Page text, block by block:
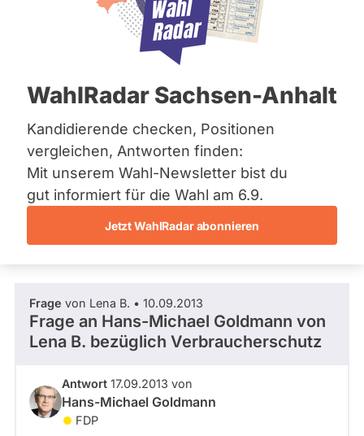
Bremen
Hamburg
Mecklenburg-Vorpommern
Nordrhein-Westfalen
Saarland
Sachsen
Sachsen-Anhalt
Sachsen-Anhalt
Schleswig-Holstein
Thüringen
Archiv
Spenden
WahlRadar Sachsen-Anhalt
Kandidierende checken, Positionen
vergleichen, Antworten finden:
Mit unserem Wahl-Newsletter bist du
gut informiert für die Wahl am 6.9.
Jetzt WahlRadar abonnieren
FDP
Dieser Politiker hat kein aktuelles und kein
zukünftiges Mandat und keine
Direktandidatur auf Landes-, Bundes- oder
Wahlliste werden bei uns nicht erfasst.
Die Fragefunktion ist für diese Person
derzeit nicht aktiv.
Politiker:innen
aktiven
oder
Mandaten
können
abgeordnetenwatch
befragt
werden.
Fragen und Antworten
Frage von Lena B. • 10.09.2013
Frage an Hans-Michael Goldmann von
Lena B. bezüglich Verbraucherschutz
Antwort 17.09.2013 von
Hans-Michael Goldmann
FDP